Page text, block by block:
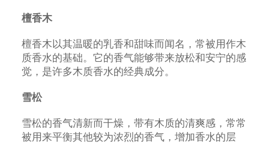
檀香木
檀香木以其温暖的乳香和甜味而闻名，常被用作木
质香水的基础。它的香气能够带来放松和安宁的感
觉，是许多木质香水的经典成分。
雪松
雪松的香气清新而干燥，带有木质的清爽感，常常
被用来平衡其他较为浓烈的香气，增加香水的层